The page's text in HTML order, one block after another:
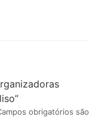
obrigatórios são